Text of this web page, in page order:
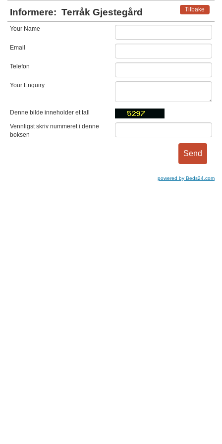
Tilbake
Informere: Terråk Gjestegård
Your Name
Email
Telefon
Your Enquiry
Denne bilde inneholder et tall
Vennligst skriv nummeret i denne
boksen
powered by Beds24.com